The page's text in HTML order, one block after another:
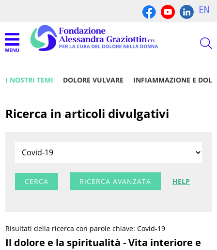
EN
I NOSTRI TEMI DOLORE VULVARE INFIAMMAZIONE E
Ricerca in articoli divulgativi
RICERCA AVANZATA HELP
Risultati della ricerca con parole chiave: Covid-19
Il dolore e la spiritualità - Vita interiore e